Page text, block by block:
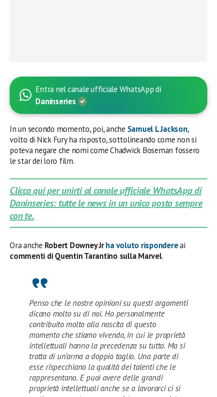
Entra nel canale ufficiale WhatsApp di
Daninseries
In un secondo momento, poi, anche Samuel L Jackson,
volto di Nick Fury ha risposto, sottolineando come non si
poteva negare che nomi come Chadwick Boseman fossero
le star dei loro film.
Clicca qui per unirti al canale ufficiale WhatsApp di
Daninseries: tutte le news in un unico posto sempre
con te.
Ora anche Robert Downey Jr ha voluto rispondereai
commenti di Quentin Tarantino sulla Marvel.
Penso che le nostre opinioni su questi argomenti
dicano molto su di noi. Ho personalmente
contribuito molto alla nascita di questo
momento che stiamo vivendo, in cui le proprietà
intellettuali hanno la precedenza su tutto. Ma si
tratta di un’arma a doppio taglio. Una parte di
esse rispecchiano la qualità dei talenti che le
rappresentano. E puoi avere delle grandi
proprietà intellettuali anche se a lavorarci ci si